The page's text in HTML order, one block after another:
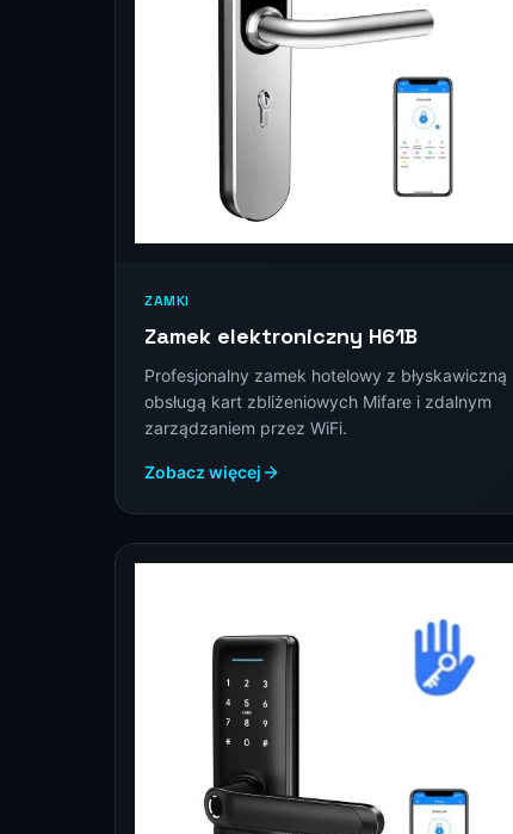
ZAMKI
Zamek elektroniczny H61B
Profesjonalny zamek hotelowy z błyskawiczną
obsługą kart zbliżeniowych Mifare i zdalnym
zarządzaniem przez WiFi.
Zobacz więcej